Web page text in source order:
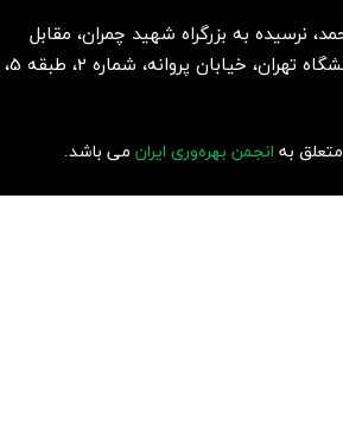
نرسیده به بزرگراه شهید چمران، مقابل
دانشکده مدیریت دانشگاه تهران، خیابان پروانه، شماره 2، طبقه 5،
به انجمن بهره‌وری ایران می باشد.